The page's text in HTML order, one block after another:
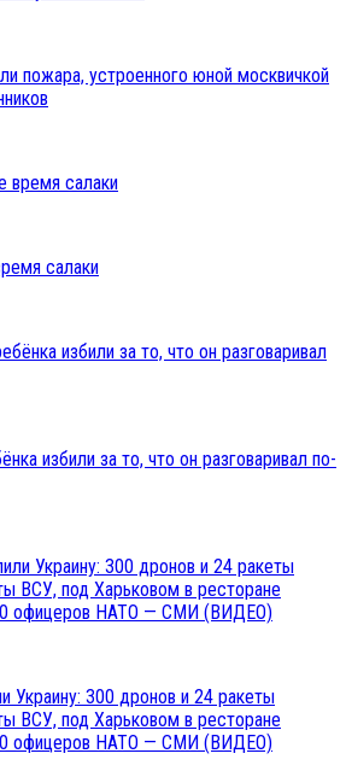
пожара, устроенного юной москвичкой
салаки
избили за то, что он разговаривал по-
Украину: 300 дронов и 24 ракеты
ВСУ, под Харьковом в ресторане
офицеров НАТО — СМИ (ВИДЕО)